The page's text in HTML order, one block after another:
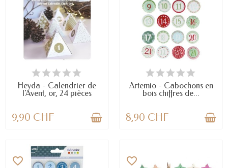
EN STOCK
Heyda - Calendrier de
l'Avent, or, 24 pièces
9,90 CHF
EN STOCK
Artemio - Cabochons en
bois chiffres de...
8,90 CHF
favorite_border favorite_border